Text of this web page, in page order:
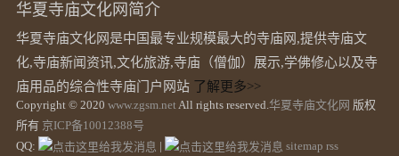
华夏寺庙文化网简介
华夏寺庙文化网是中国最专业规模最大的寺庙网,提供寺庙文
化,寺庙新闻资讯,文化旅游,寺庙（僧伽）展示,学佛修心以及寺
庙用品的综合性寺庙门户网站
了解更多>>
Copyright © 2020 www.zgsm.net All rights reserved. 华夏寺庙文化网 版权
所有 京ICP备10012388号
QQ:
| sitemap rss